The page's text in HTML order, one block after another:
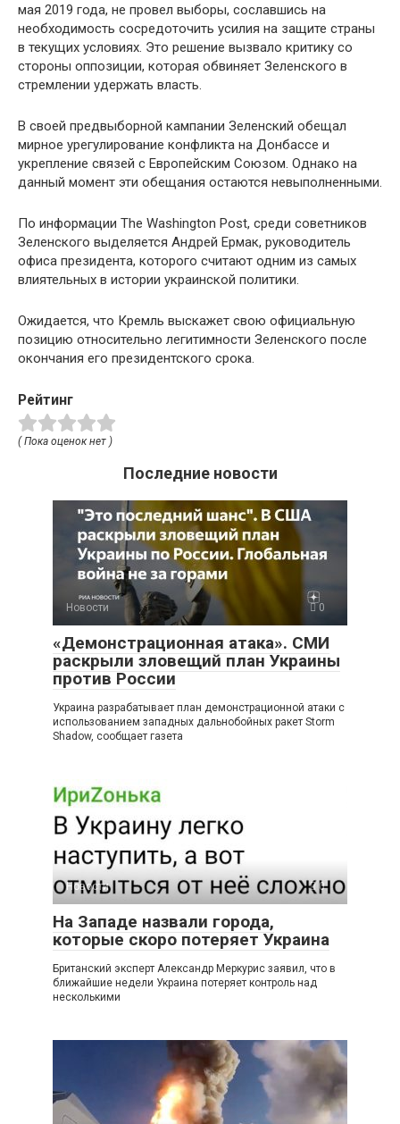
мая 2019 года, не провел выборы, сославшись на
необходимость сосредоточить усилия на защите страны
в текущих условиях. Это решение вызвало критику со
стороны оппозиции, которая обвиняет Зеленского в
стремлении удержать власть.
В своей предвыборной кампании Зеленский обещал
мирное урегулирование конфликта на Донбассе и
укрепление связей с Европейским Союзом. Однако на
данный момент эти обещания остаются невыполненными.
По информации The Washington Post, среди советников
Зеленского выделяется Андрей Ермак, руководитель
офиса президента, которого считают одним из самых
влиятельных в истории украинской политики.
Ожидается, что Кремль выскажет свою официальную
позицию относительно легитимности Зеленского после
окончания его президентского срока.
Рейтинг
( Пока оценок нет )
Последние новости
Новости 0
«Демонстрационная атака». СМИ
раскрыли зловещий план Украины
против России
Украина разрабатывает план демонстрационной атаки с
использованием западных дальнобойных ракет Storm
Shadow, сообщает газета
Новости 0
На Западе назвали города,
которые скоро потеряет Украина
Британский эксперт Александр Меркурис заявил, что в
ближайшие недели Украина потеряет контроль над
несколькими